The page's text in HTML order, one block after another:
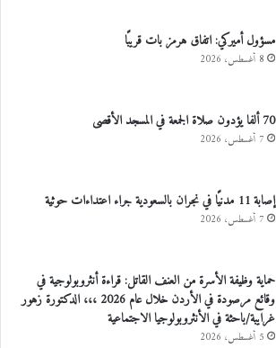
مسؤول أميركي: اتفاق هرمز بات قريبًا
8 أغسطس، 2026
70 ألفا يؤدون صلاة الجمعة في المسجد الأقصى
7 أغسطس، 2026
إصابة 11 مدنيًا في نجران بالسعودية جراء اعتداءات حوثية
7 أغسطس، 2026
حماية وظيفة الأسرة من العنف القاتل: قراءة أنثروبولوجية في
وقائع مرصودة في الأردن خلال عام 2026 ،،، الدكتورة زهور
غرايبة/باحثة في الأنثروبولوجيا الاجتماعية
5 أغسطس، 2026